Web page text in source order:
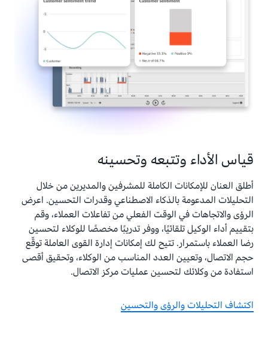
قياس الأداء وتتبعه وتحسينه
أطلق العنان للإمكانات الكاملة للمشرفين والمديرين من خلال
التحليلات المدعومة بالذكاء الاصطناعي وقدرات التحسين. اعرض
الرؤى والاتجاهات في الوقت الفعلي من تفاعلات العملاء، وقم
بتقييم أداء الوكيل تلقائيًا، ووفر تدريبًا مخصصًا للوكلاء لتحسين
رضا العملاء باستمرار. تتيح لك إمكانات إدارة القوى العاملة توقّع
حجم الاتصال، وتعيين العدد المناسب من الوكلاء، وتحقيق أقصى
استفادة من وكلائك لتحسين عمليات مركز الاتصال.
اكتشاف التحليلات والرؤى والتحسين